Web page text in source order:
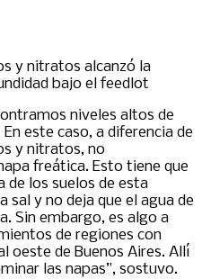
y nitratos alcanzó la
bajo el feedlot
niveles altos de
este caso, a diferencia de
y nitratos, no
freática. Esto tiene que
de los suelos de esta
sal y no deja que el agua de
Sin embargo, es algo a
de regiones con
oeste de Buenos Aires. Allí
las napas”, sostuvo.